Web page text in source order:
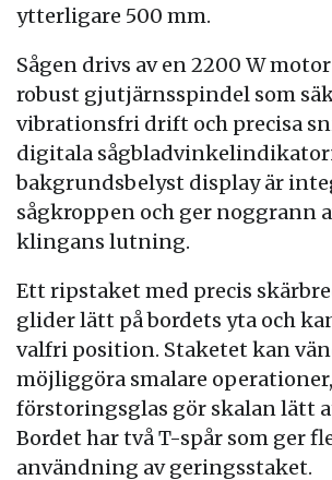
ytterligare 500 mm.
Sågen drivs av en 2200 W
robust gjutjärnsspindel som
vibrationsfri drift och precisa
digitala
bakgrundsbelyst display är
sågkroppen och ger noggrann
klingans lutning.
Ett ripstaket med precis
glider lätt på bordets yta och
valfri position. Staketet kan
möjliggöra smalare
förstoringsglas gör skalan lätt
Bordet har två T-spår som ger
användning av geringsstaket.